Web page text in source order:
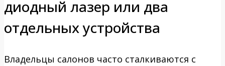
диодный лазер или два
отдельных устройства
Владельцы салонов часто сталкиваются с